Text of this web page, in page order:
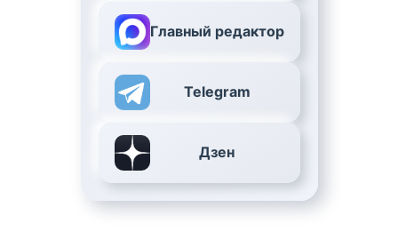
Главный редактор
Telegram
Дзен